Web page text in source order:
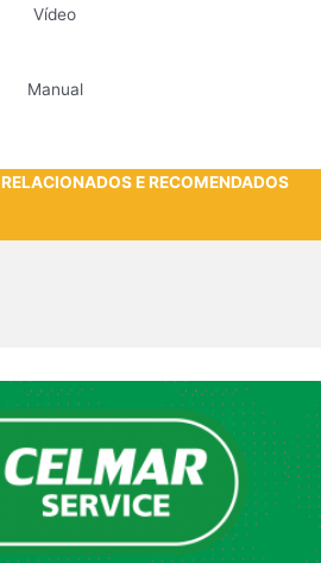
Vídeo
Manual
RELACIONADOS E RECOMENDADOS